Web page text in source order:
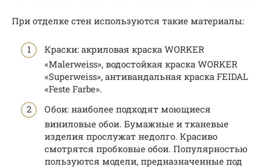
При отделке стен используются такие материалы:
Краски: акриловая краска WORKER
«Malerweiss», водостойкая краска WORKER
«Superweiss», антивандальная краска FEIDAL
«Feste Farbe».
Обои: наиболее подходят моющиеся
виниловые обои. Бумажные и тканевые
изделия прослужат недолго. Красиво
смотрятся пробковые обои. Популярностью
пользуются модели, предназначенные под